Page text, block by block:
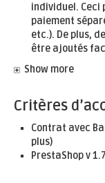
individuel. Ceci
paiement
etc.). De plus,
être ajoutés
Show more
Critères
Contrat avec
plus)
PrestaShop v